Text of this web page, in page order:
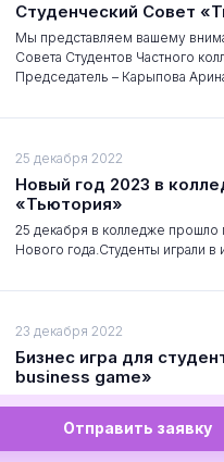
Студенческий Совет
Мы представляем вашему
Совета Студентов Частного
Председатель – Карыпова
25 декабря 2022
Новый год 2023 в
«Тьютория»
25 декабря в колледже прошло
Нового года.Студенты играли в
23 декабря 2022
Бизнес игра для
business game»
23 декабря в колледже прошла
коммуникативная игра-тренинг
предпринимательских ..
Отправить заявку